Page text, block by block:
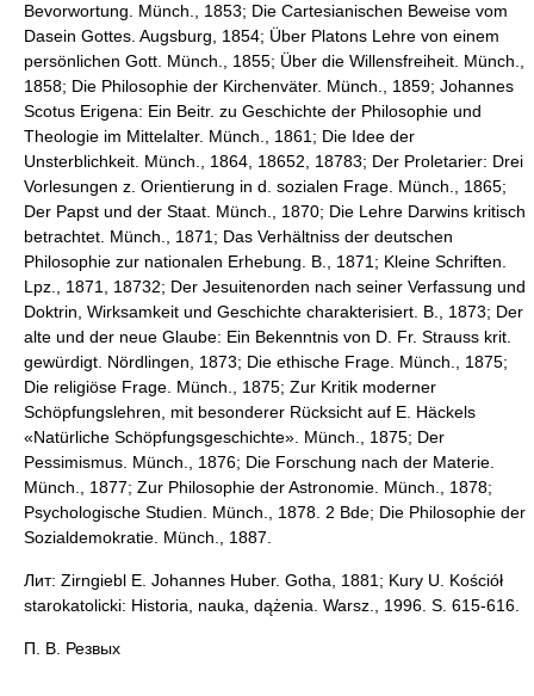
Bevorwortung. Münch., 1853; Die Cartesianischen Beweise vom
Dasein Gottes. Augsburg, 1854; Über Platons Lehre von einem
persönlichen Gott. Münch., 1855; Über die Willensfreiheit. Münch.,
1858; Die Philosophie der Kirchenväter. Münch., 1859; Johannes
Scotus Erigena: Ein Beitr. zu Geschichte der Philosophie und
Theologie im Mittelalter. Münch., 1861; Die Idee der
Unsterblichkeit. Münch., 1864, 18652, 18783; Der Proletarier: Drei
Vorlesungen z. Orientierung in d. sozialen Frage. Münch., 1865;
Der Papst und der Staat. Münch., 1870; Die Lehre Darwins kritisch
betrachtet. Münch., 1871; Das Verhältniss der deutschen
Philosophie zur nationalen Erhebung. B., 1871; Kleine Schriften.
Lpz., 1871, 18732; Der Jesuitenorden nach seiner Verfassung und
Doktrin, Wirksamkeit und Geschichte charakterisiert. B., 1873; Der
alte und der neue Glaube: Ein Bekenntnis von D. Fr. Strauss krit.
gewürdigt. Nördlingen, 1873; Die ethische Frage. Münch., 1875;
Die religiöse Frage. Münch., 1875; Zur Kritik moderner
Schöpfungslehren, mit besonderer Rücksicht auf E. Häckels
«Natürliche Schöpfungsgeschichte». Münch., 1875; Der
Pessimismus. Münch., 1876; Die Forschung nach der Materie.
Münch., 1877; Zur Philosophie der Astronomie. Münch., 1878;
Psychologische Studien. Münch., 1878. 2 Bde; Die Philosophie der
Sozialdemokratie. Münch., 1887.
Лит: Zirngiebl E. Johannes Huber. Gotha, 1881; Kury U. Kościół
starokatolicki: Historia, nauka, dążenia. Warsz., 1996. S. 615-616.
П. В. Резвых